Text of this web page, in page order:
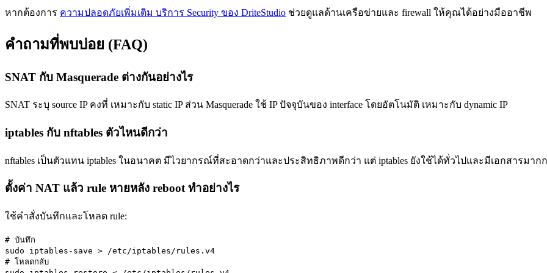
หากต้องการ ความปลอดภัยเพิ่มเติม บริการ Security ของ DriteStudio ช่วยดูแลด้านเครือข่ายและ firewall ให้คุณได้อย่างมืออาชีพ
คำถามที่พบบ่อย (FAQ)
SNAT กับ Masquerade ต่างกันอย่างไร
SNAT ระบุ source IP คงที่ เหมาะกับ static IP ส่วน Masquerade ใช้ IP ปัจจุบันของ interface โดยอัตโนมัติ เหมาะกับ dynamic IP
iptables กับ nftables ตัวไหนดีกว่า
nftables เป็นตัวแทน iptables ในอนาคต มีไวยากรณ์ที่สะอาดกว่าและประสิทธิภาพดีกว่า แต่ iptables ยังใช้ได้ทั่วไปและมีเอกสารมาก
ตั้งค่า NAT แล้ว rule หายหลัง reboot ทำอย่างไร
ใช้คำสั่งบันทึกและโหลด rule:
# บันทึก
sudo iptables-save > /etc/iptables/rules.v4
# โหลดกลับ